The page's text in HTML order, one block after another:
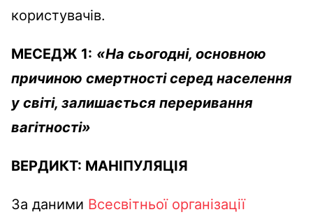
користувачів.
МЕСЕДЖ 1: «На сьогодні, основною
причиною смертності серед населення
у світі, залишається переривання
вагітності»
ВЕРДИКТ: МАНІПУЛЯЦІЯ
За даними Всесвітньої організації